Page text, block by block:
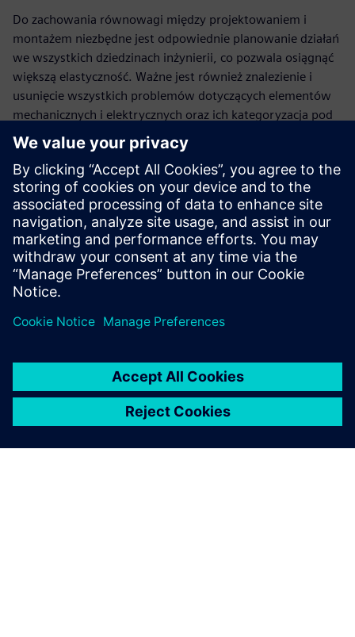
Do zachowania równowagi między projektowaniem i
montażem niezbędne jest odpowiednie planowanie działań
we wszystkich dziedzinach inżynierii, co pozwala osiągnąć
większą elastyczność. Ważne jest również znalezienie i
usunięcie wszystkich problemów dotyczących elementów
mechanicznych i elektrycznych oraz ich kategoryzacja pod
kątem złożoności w ramach listy BOM. Zarządzanie listami
BOM pozwala zintegrować rozwiązania mechaniczne i
elektryczne oraz oprogramowanie w jednym zestawieniu, z
uwzględnieniem poszczególnych funkcji oraz
komponentów. Takie zestawienie odzwierciedla całą
maszynę, a nie tylko pojedyncze dziedziny.
Wypełnij formularz rejestracyjny i przekonaj się, jak
tworzyć zestawienia materiałów oraz procesów,
korzystając z rozwiązania Advanced Machine Engineering
od firmy Siemens.